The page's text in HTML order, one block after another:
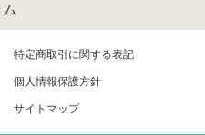
特定商取引に関する表記
個人情報保護方針
サイトマップ